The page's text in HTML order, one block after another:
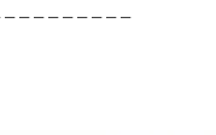
– – – – – – – –